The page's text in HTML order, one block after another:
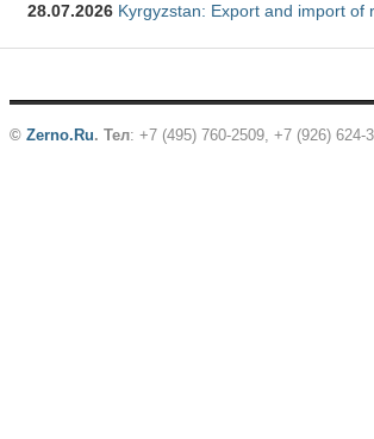
28.07.2026 Kyrgyzstan: Export and import
© Zerno.Ru. Тел: +7 (495) 760-2509, +7 (926) 624-